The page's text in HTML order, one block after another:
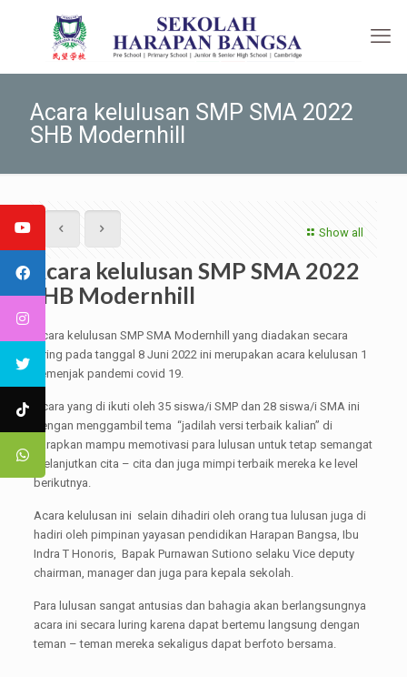
Acara kelulusan SMP SMA 2022
SHB Modernhill
Show all
Acara kelulusan SMP SMA 2022
SHB Modernhill
Acara kelulusan SMP SMA Modernhill yang diadakan secara
luring pada tanggal 8 Juni 2022 ini merupakan acara kelulusan 1
semenjak pandemi covid 19.
Acara yang di ikuti oleh 35 siswa/i SMP dan 28 siswa/i SMA ini
dengan menggambil tema “jadilah versi terbaik kalian” di
harapkan mampu memotivasi para lulusan untuk tetap semangat
melanjutkan cita – cita dan juga mimpi terbaik mereka ke level
berikutnya.
Acara kelulusan ini selain dihadiri oleh orang tua lulusan juga di
hadiri oleh pimpinan yayasan pendidikan Harapan Bangsa, Ibu
Indra T Honoris, Bapak Purnawan Sutiono selaku Vice deputy
chairman, manager dan juga para kepala sekolah.
Para lulusan sangat antusias dan bahagia akan berlangsungnya
acara ini secara luring karena dapat bertemu langsung dengan
teman – teman mereka sekaligus dapat berfoto bersama.